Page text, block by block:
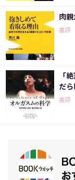
肉
書評
「
だ
書評